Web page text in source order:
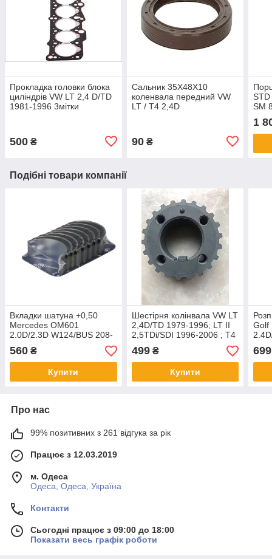
Прокладка головки блока
циліндрів VW LT 2,4 D/TD
1981-1996 3мітки
500 ₴
Сальник 35X48X10
коленвала передний VW
LT / T4 2,4D
90₴
SM
1
Подібні товари компанії
Вкладки шатуна +0,50
Mercedes OM601
2.0D/2.3D W124/BUS 208-
310 1984-
KOLBENSCHMIDT
560 ₴
Купити
Шестірня колінвала VW LT
2,4D/TD 1979-1996; LT II
2,5TDi/SDI 1996-2006 ; T4
2,4D/2,5TDi 1991-2003
499₴
Купити
Golf
80
699
Про нас
99% позитивних з 261 відгука за рік
Працює з 12.03.2019
м. Одеса
Одеса, Одеса, Україна
Контакти
Сьогодні працює з 09:00 до 18:00
Показати весь графік роботи